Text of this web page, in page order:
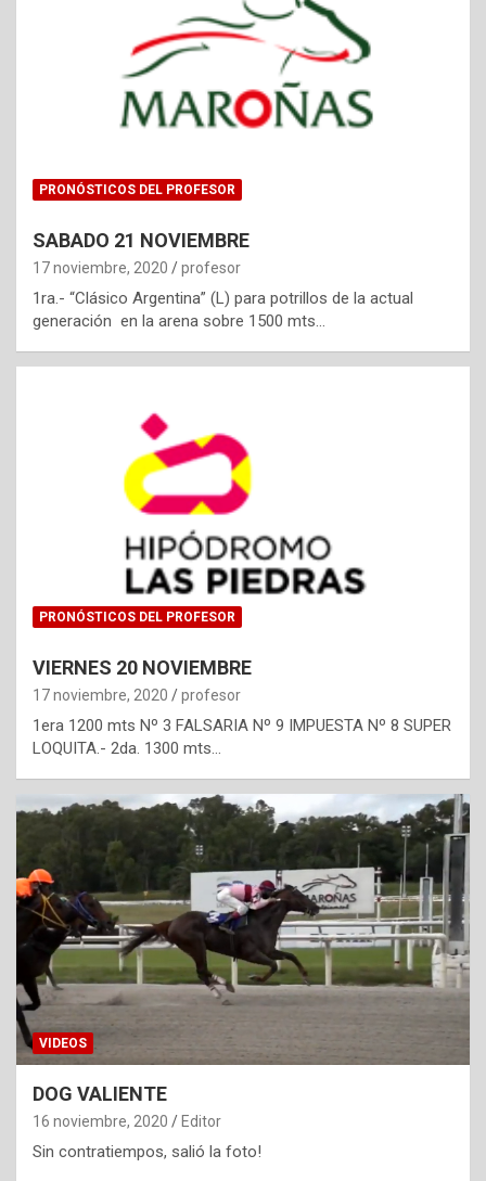
PRONÓSTICOS DEL PROFESOR
SABADO 21 NOVIEMBRE
17 noviembre, 2020 profesor
1ra.- “Clásico Argentina” (L) para potrillos de la actual
generación en la arena sobre 1500 mts…
PRONÓSTICOS DEL PROFESOR
VIERNES 20 NOVIEMBRE
17 noviembre, 2020 profesor
1era 1200 mts Nº 3 FALSARIA Nº 9 IMPUESTA Nº 8 SUPER
LOQUITA.- 2da. 1300 mts…
VIDEOS
DOG VALIENTE
16 noviembre, 2020 Editor
Sin contratiempos, salió la foto!